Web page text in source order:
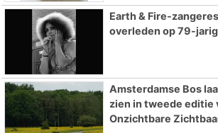
Earth & Fire-
overleden op 79-
Amsterdamse Bos
zien in tweede editie
Onzichtbare